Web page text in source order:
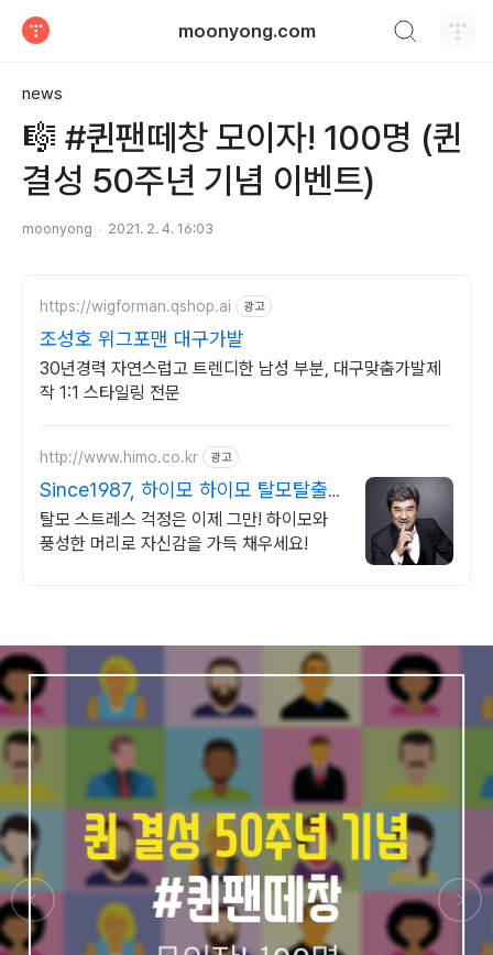
moonyong.com
news
🎼 #퀸팬떼창 모이자! 100명 (퀸
결성 50주년 기념 이벤트)
moonyong 2021. 2. 4. 16:03
https://wigforman.qshop.ai 광고
조성호 위그포맨 대구가발
30년경력 자연스럽고 트렌디한 남성 부분, 대구맞춤가발제
작 1:1 스타일링 전문
http://www.himo.co.kr 광고
Since1987, 하이모 하이모 탈모탈출
패키지
탈모 스트레스 걱정은 이제 그만! 하이모와
풍성한 머리로 자신감을 가득 채우세요!